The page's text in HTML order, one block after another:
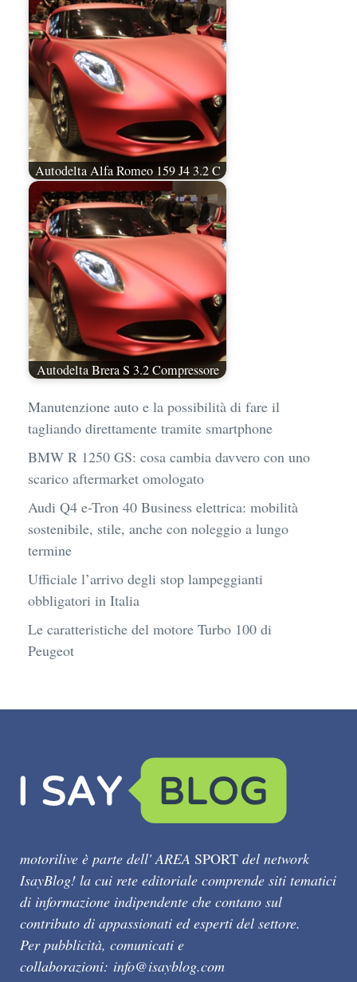
Autodelta Alfa Romeo 159 J4 3.2 C
Autodelta Brera S 3.2 Compressore
Manutenzione auto e la possibilità di fare il
tagliando direttamente tramite smartphone
BMW R 1250 GS: cosa cambia davvero con uno
scarico aftermarket omologato
Audi Q4 e-Tron 40 Business elettrica: mobilità
sostenibile, stile, anche con noleggio a lungo
termine
Ufficiale l’arrivo degli stop lampeggianti
obbligatori in Italia
Le caratteristiche del motore Turbo 100 di
Peugeot
motorilive è parte dell' AREA SPORT del network
IsayBlog! la cui rete editoriale comprende siti tematici
di informazione indipendente che contano sul
contributo di appassionati ed esperti del settore.
Per pubblicità, comunicati e
collaborazioni: info@isayblog.com